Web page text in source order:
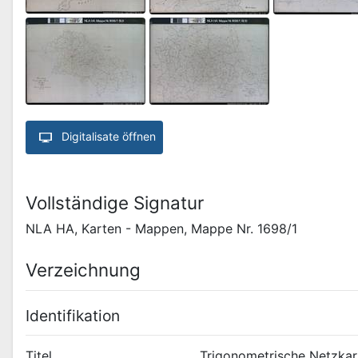
Digitalisate öffnen
Vollständige Signatur
NLA HA, Karten - Mappen, Mappe Nr. 1698/1
Verzeichnung
Identifikation